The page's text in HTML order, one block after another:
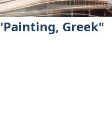
Greek"